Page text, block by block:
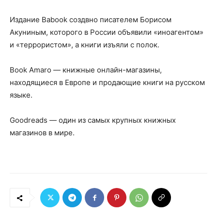
Издание Babook создвно писателем Борисом
Акуниным, которого в России объявили «иноагентом»
и «террористом», а книги изъяли с полок.
Book Amaro — книжные онлайн-магазины,
находящиеся в Европе и продающие книги на русском
языке.
Goodreads — один из самых крупных книжных
магазинов в мире.